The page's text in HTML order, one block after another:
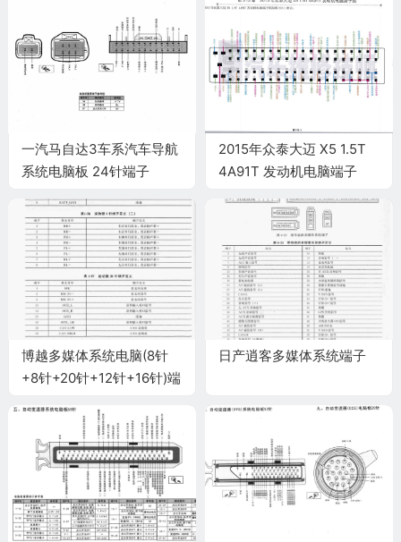
一汽马自达3车系汽车导航
系统电脑板 24针端子
2015年众泰大迈 X5 1.5T
4A91T 发动机电脑端子
博越多媒体系统电脑(8针
+8针+20针+12针+16针)端
日产逍客多媒体系统端子